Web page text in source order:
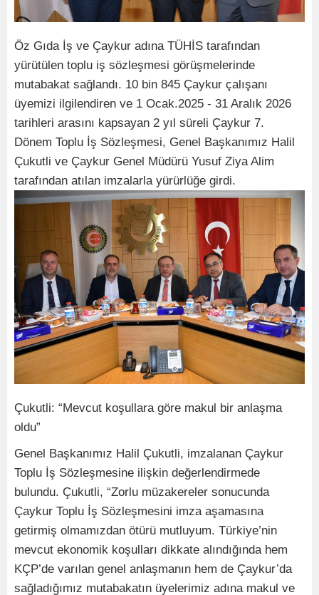
Öz Gıda İş ve Çaykur adına TÜHİS tarafından
yürütülen toplu iş sözleşmesi görüşmelerinde
mutabakat sağlandı. 10 bin 845 Çaykur çalışanı
üyemizi ilgilendiren ve 1 Ocak.2025 - 31 Aralık 2026
tarihleri arasını kapsayan 2 yıl süreli Çaykur 7.
Dönem Toplu İş Sözleşmesi, Genel Başkanımız Halil
Çukutli ve Çaykur Genel Müdürü Yusuf Ziya Alim
tarafından atılan imzalarla yürürlüğe girdi.
Çukutli: “Mevcut koşullara göre makul bir anlaşma
oldu”
Genel Başkanımız Halil Çukutli, imzalanan Çaykur
Toplu İş Sözleşmesine ilişkin değerlendirmede
bulundu. Çukutli, “Zorlu müzakereler sonucunda
Çaykur Toplu İş Sözleşmesini imza aşamasına
getirmiş olmamızdan ötürü mutluyum. Türkiye’nin
mevcut ekonomik koşulları dikkate alındığında hem
KÇP’de varılan genel anlaşmanın hem de Çaykur’da
sağladığımız mutabakatın üyelerimiz adına makul ve